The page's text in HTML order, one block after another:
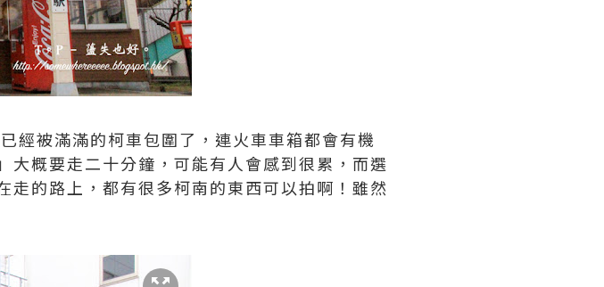
經被滿滿的柯車包圍了，連火車車箱都會有機
概要走二十分鐘，可能有人會感到很累，而選
的路上，都有很多柯南的東西可以拍啊！雖然